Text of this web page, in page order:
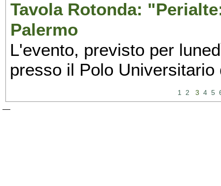
Tavola Rotonda:
Palermo
L'evento, previsto per
presso il Polo Universitario
1 2 3 4 5